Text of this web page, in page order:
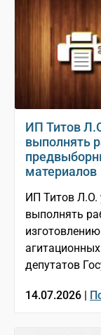
ИП Титов
выполнять
материалов
ИП Титов Л.О.
выполнять
депутатов
14.07.2026 |